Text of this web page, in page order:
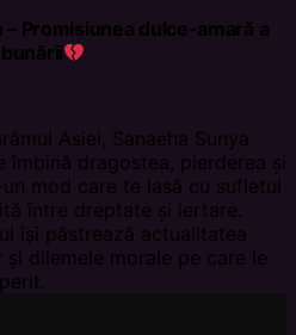
– Promisiunea dulce-amară a
Asiei, Sanaeha Sunya
îmbină dragostea, pierderea și
mod care te lasă cu sufletul
între dreptate și iertare.
își păstrează actualitatea
dilemele morale pe care le